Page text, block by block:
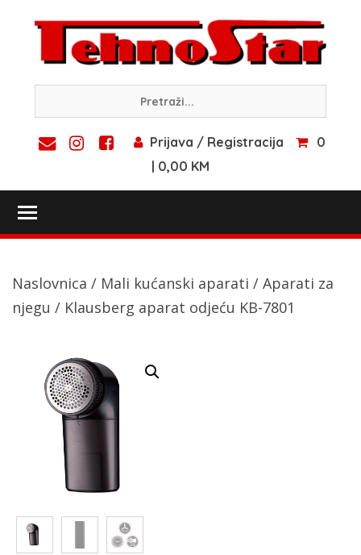
content
Prijava / Registracija
0
| 0,00 KM
Naslovnica / Mali kućanski aparati / Aparati za
njegu / Klausberg aparat odjeću KB-7801